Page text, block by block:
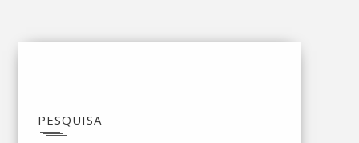
PESQUISA